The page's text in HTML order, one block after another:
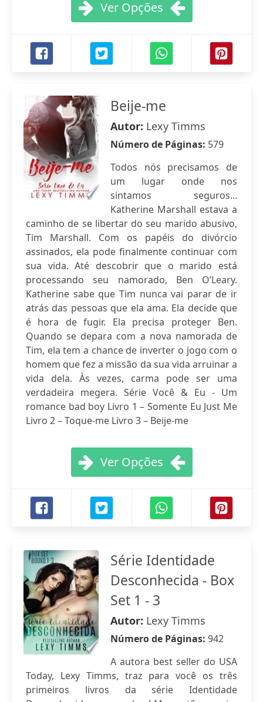
Ver Opções
Beije-me
Autor: Lexy Timms
Número de Páginas: 579
Todos nós precisamos de
um lugar onde nos
sintamos seguros...
Katherine Marshall estava a
caminho de se libertar do seu marido abusivo,
Tim Marshall. Com os papéis do divórcio
assinados, ela pode finalmente continuar com
sua vida. Até descobrir que o marido está
processando seu namorado, Ben O’Leary.
Katherine sabe que Tim nunca vai parar de ir
atrás das pessoas que ela ama. Ela decide que
é hora de fugir. Ela precisa proteger Ben.
Quando se depara com a nova namorada de
Tim, ela tem a chance de inverter o jogo com o
homem que fez a missão da sua vida arruinar a
vida dela. Às vezes, carma pode ser uma
verdadeira megera. Série Você & Eu - Um
romance bad boy Livro 1 – Somente Eu Just Me
Livro 2 – Toque-me Livro 3 – Beije-me
Ver Opções
Série Identidade
Desconhecida - Box
Set 1 - 3
Autor: Lexy Timms
Número de Páginas: 942
A autora best seller do USA
Today, Lexy Timms, traz para você os três
primeiros livros da série Identidade